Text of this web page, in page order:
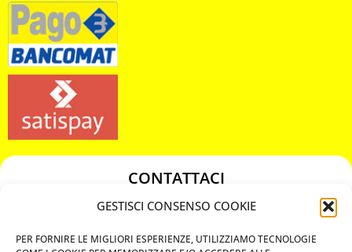
GESTISCI CONSENSO COOKIE
PER FORNIRE LE MIGLIORI ESPERIENZE, UTILIZZIAMO TECNOLOGIE
CONTATTACI
349 3863811
chiavicodificate@gmail.com